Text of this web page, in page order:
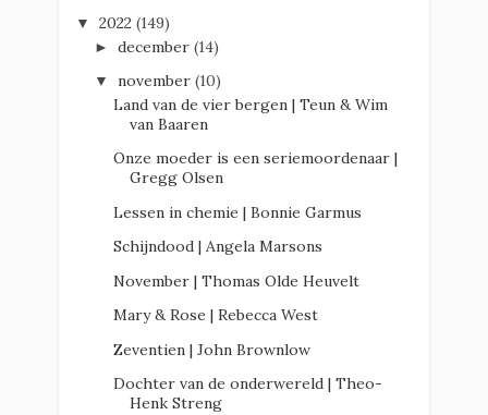
▼ 2022 (149)
► december (14)
▼ november (10)
Land van de vier bergen | Teun & Wim
van Baaren
Onze moeder is een seriemoordenaar |
Gregg Olsen
Lessen in chemie | Bonnie Garmus
Schijndood | Angela Marsons
November | Thomas Olde Heuvelt
Mary & Rose | Rebecca West
Zeventien | John Brownlow
Dochter van de onderwereld | Theo-
Henk Streng